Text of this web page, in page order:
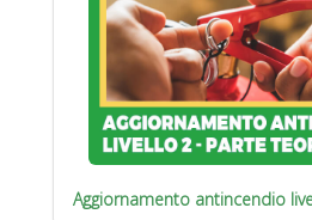
Aggiornamento antincendio